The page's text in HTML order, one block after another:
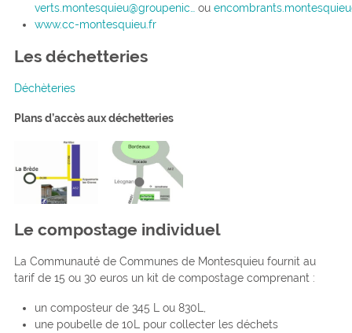
verts.montesquieu@groupenic…
ou
www.cc-montesquieu.fr
Les déchetteries
Déchèteries
Plans d’accès aux déchetteries
Le compostage individuel
La Communauté de Communes de Montesquieu fournit au
tarif de 15 ou 30 euros un kit de compostage comprenant :
un composteur de 345 L ou 830L,
une poubelle de 10L pour collecter les déchets